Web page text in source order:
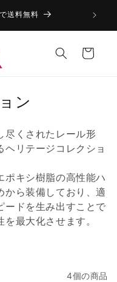
送料無料
ー
ン
尽くされたレール形
リテージコレクショ
ポキシ樹脂の高性能ハ
から装備しており、適
ードを生み出すことで
最大化させます。
4個の商品